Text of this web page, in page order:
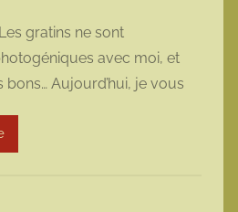
r
gratins ne sont
avec moi, et
Aujourd’hui, je vous